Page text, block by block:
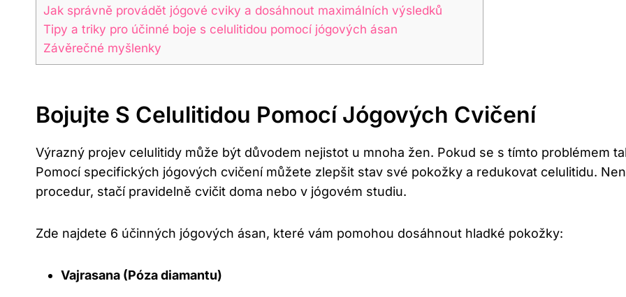
Jak správně provádět jógové cviky a dosáhnout maximálních výsledků
Tipy a triky pro účinné boje s celulitidou pomocí jógových ásan
Závěrečné myšlenky
Bojujte S Celulitidou Pomocí Jógových Cvičení
Výrazný projev celulitidy může být důvodem nejistot u mnoha žen. Pokud se s tímto problémem
Pomocí specifických jógových cvičení můžete zlepšit stav své pokožky a redukovat celulitidu.
procedur, stačí pravidelně cvičit doma nebo v jógovém studiu.
Zde najdete 6 účinných jógových ásan, které vám pomohou dosáhnout hladké pokožky:
Vajrasana (Póza diamantu)